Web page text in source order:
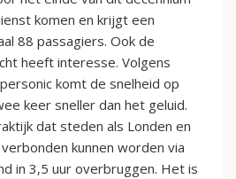
komen en krijgt een
88 passagiers. Ook de
heeft interesse. Volgens
komt de snelheid op
keer sneller dan het geluid.
dat steden als Londen en
kunnen worden via
in 3,5 uur overbruggen. Het is